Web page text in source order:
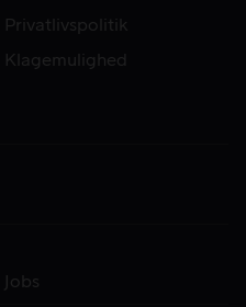
Privatlivspolitik
Klagemulighed
Jobs